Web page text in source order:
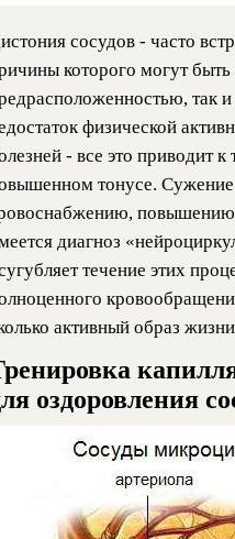
сосудов - часто
которого могут быть
так
физической
- все это приводит
тонусе.
повышению
диагноз
течение этих
активный образ
оздоровления